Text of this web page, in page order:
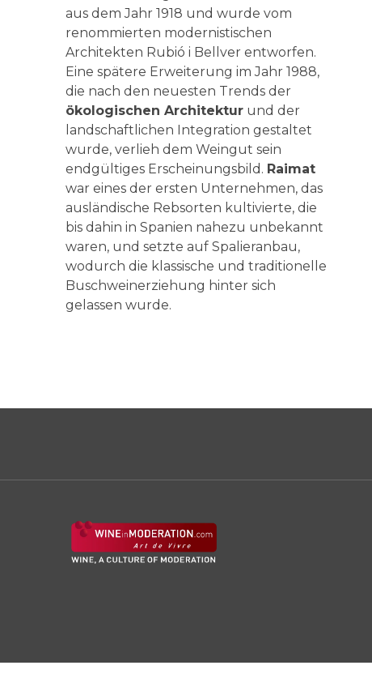
aus dem Jahr 1918 und wurde vom
renommierten modernistischen
Architekten Rubió i Bellver entworfen.
Eine spätere Erweiterung im Jahr 1988,
die nach den neuesten Trends der
ökologischen Architekturund der
landschaftlichen Integration gestaltet
wurde, verlieh dem Weingut sein
endgültiges Erscheinungsbild. Raimat
war eines der ersten Unternehmen, das
ausländische Rebsorten kultivierte, die
bis dahin in Spanien nahezu unbekannt
waren, und setzte auf Spalieranbau,
wodurch die klassische und traditionelle
Buschweinerziehung hinter sich
gelassen wurde.